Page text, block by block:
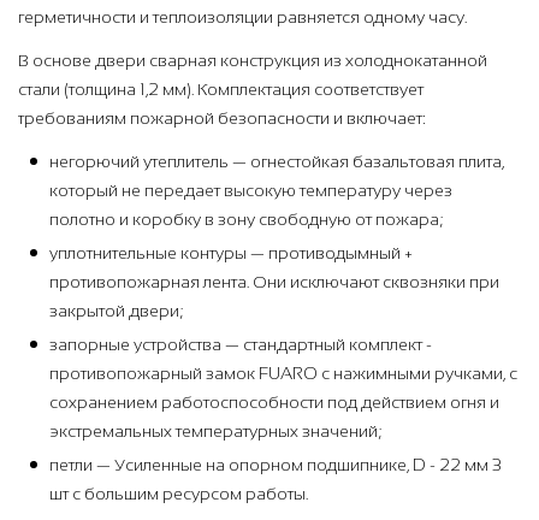
герметичности и теплоизоляции равняется одному часу.
В основе двери сварная конструкция из холоднокатанной
стали (толщина 1,2 мм). Комплектация соответствует
требованиям пожарной безопасности и включает:
негорючий утеплитель — огнестойкая базальтовая плита,
который не передает высокую температуру через
полотно и коробку в зону свободную от пожара;
уплотнительные контуры — противодымный +
противопожарная лента. Они исключают сквозняки при
закрытой двери;
запорные устройства — стандартный комплект -
противопожарный замок FUARO с нажимными ручками, с
сохранением работоспособности под действием огня и
экстремальных температурных значений;
петли — Усиленные на опорном подшипнике, D - 22 мм 3
шт с большим ресурсом работы.